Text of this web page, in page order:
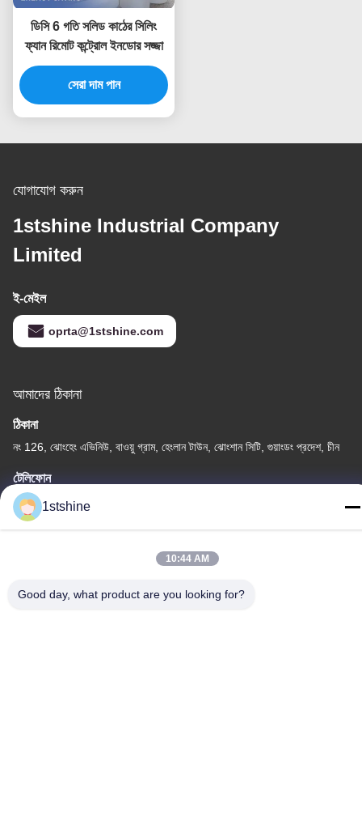
ডিসি 6 গতি সলিড কাঠের সিলিং
ফ্যান রিমোট কন্ট্রোল ইনডোর সজ্জা
সেরা দাম পান
যোগাযোগ করুন
1stshine Industrial Company
Limited
ই-মেইল
oprta@1stshine.com
আমাদের ঠিকানা
ঠিকানা
নং 126, ঝোংহেং এভিনিউ, বাওয়ু গ্রাম, হেংলান টাউন, ঝোংশান সিটি, গুয়াংডং প্রদেশ, চীন
টেলিফোন
86--18126432925
গোপনীয়তা নীতি|সাইটম্যাপ
1stshine
10:44 AM
Good day, what product are you looking for?